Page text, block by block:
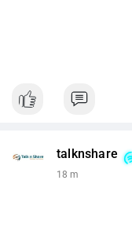
talknshare
18 m